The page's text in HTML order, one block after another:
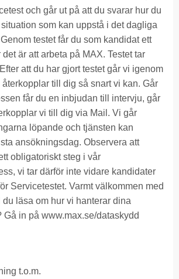
och går ut på att du svarar hur du
som kan uppstå i det dagliga
testet får du som kandidat ett
är att arbeta på MAX. Testet tar
att du har gjort testet går vi igenom
till dig så snart vi kan. Går
får du en inbjudan till intervju, går
vi till dig via Mail. Vi går
löpande och tjänsten kan
ansökningsdag. Observera att
obligatoriskt steg i vår
vi tar därför inte vidare kandidater
Servicetestet. Varmt välkommen med
läsa om hur vi hanterar dina
Gå in på www.max.se/dataskydd
t.o.m.